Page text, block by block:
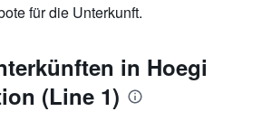
für die Unterkunft.
in Hoegi
(Line 1)